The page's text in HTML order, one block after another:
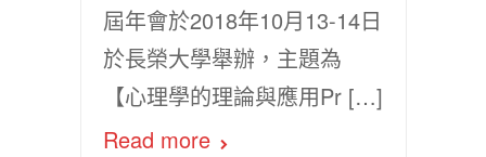
屆年會於2018年10月13-14日
於長榮大學舉辦，主題為
【心理學的理論與應用Pr […]
Read more